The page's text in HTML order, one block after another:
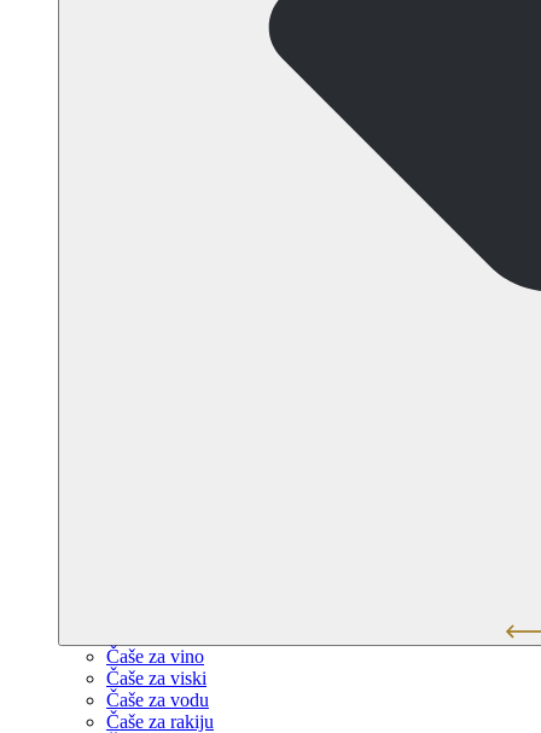
Čaše za vino
Čaše za viski
Čaše za vodu
Čaše za rakiju